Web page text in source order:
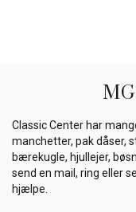
Classic Center har
manchetter, pak dåser,
bærekugle, hjullejer,
send en mail, ring eller
hjælpe.